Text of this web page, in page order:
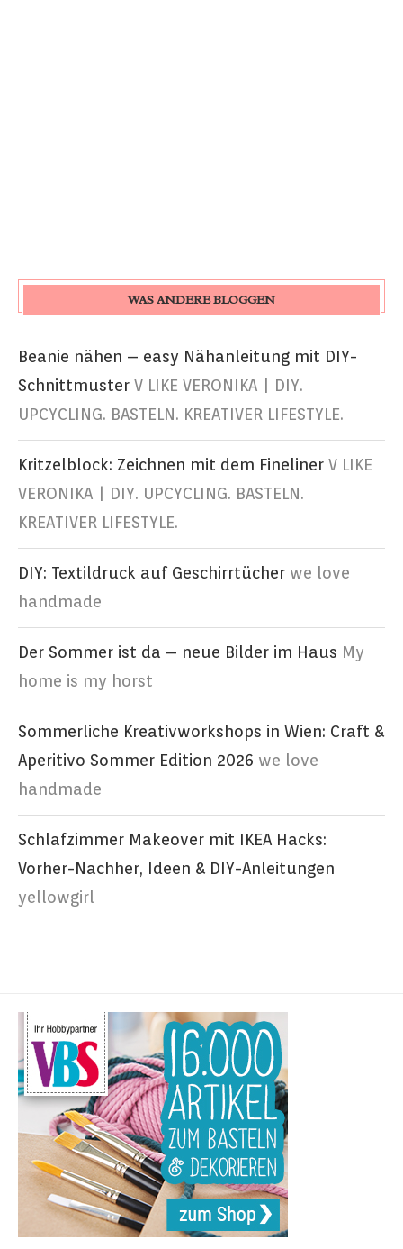
WAS ANDERE BLOGGEN
Beanie nähen – easy Nähanleitung mit DIY-
Schnittmuster V LIKE VERONIKA | DIY.
UPCYCLING. BASTELN. KREATIVER LIFESTYLE.
Kritzelblock: Zeichnen mit dem Fineliner V LIKE
VERONIKA | DIY. UPCYCLING. BASTELN.
KREATIVER LIFESTYLE.
DIY: Textildruck auf Geschirrtücher we love
handmade
Der Sommer ist da – neue Bilder im Haus My
home is my horst
Sommerliche Kreativworkshops in Wien: Craft &
Aperitivo Sommer Edition 2026 we love
handmade
Schlafzimmer Makeover mit IKEA Hacks:
Vorher-Nachher, Ideen & DIY-Anleitungen
yellowgirl